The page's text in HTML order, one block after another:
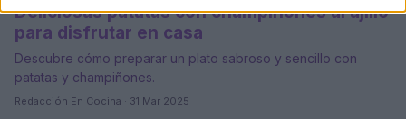
Deliciosas patatas con champiñones al ajillo
para disfrutar en casa
Descubre cómo preparar un plato sabroso y sencillo con
patatas y champiñones.
Redacción En Cocina · 31 Mar 2025